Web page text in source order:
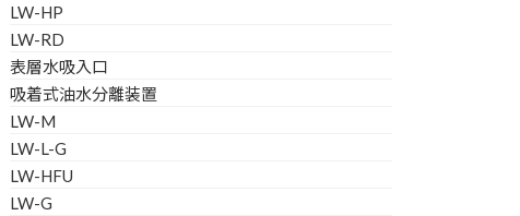
LW-HP
LW-RD
表層水吸入口
吸着式油水分離装置
LW-M
LW-L-G
LW-HFU
LW-G